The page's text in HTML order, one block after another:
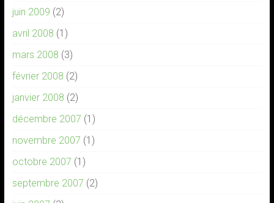
juin 2009 (2)
avril 2008 (1)
mars 2008 (3)
février 2008 (2)
janvier 2008 (2)
décembre 2007 (1)
novembre 2007 (1)
octobre 2007 (1)
septembre 2007 (2)